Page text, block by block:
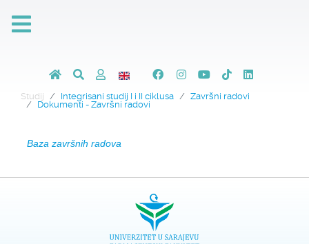
Studij Integrisani studij I i II ciklusa
Završni radovi
Dokumenti - Završni radovi
Baza završnih radova